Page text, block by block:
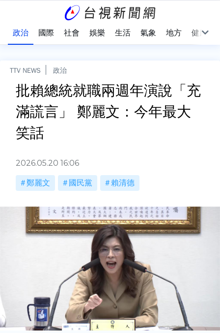
政治 國際 社會 娛樂 生活 氣象 地方 健康
TTV NEWS 政治
批賴總統就職兩週年演說「充
滿謊言」 鄭麗文：今年最大
笑話
2026.05.20 16:06
鄭麗文 國民黨 賴清德